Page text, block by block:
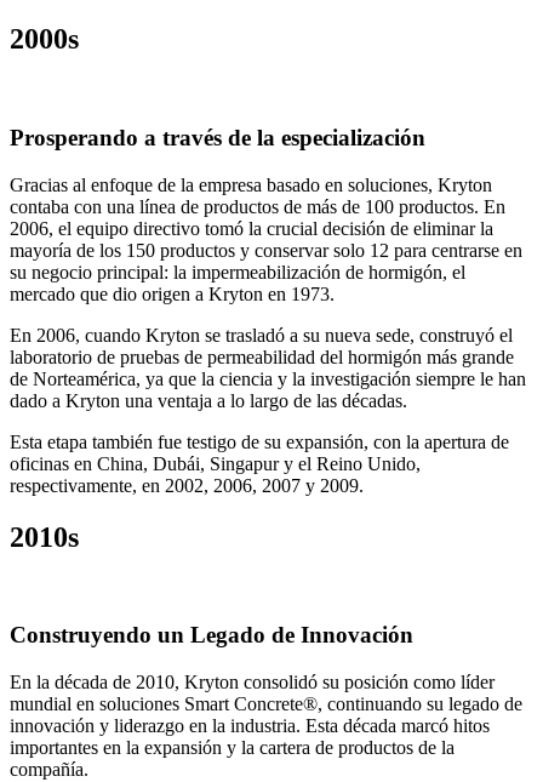
2000s
Prosperando a través de la especialización
Gracias al enfoque de la empresa basado en soluciones, Kryton
contaba con una línea de productos de más de 100 productos. En
2006, el equipo directivo tomó la crucial decisión de eliminar la
mayoría de los 150 productos y conservar solo 12 para centrarse en
su negocio principal: la impermeabilización de hormigón, el
mercado que dio origen a Kryton en 1973.
En 2006, cuando Kryton se trasladó a su nueva sede, construyó el
laboratorio de pruebas de permeabilidad del hormigón más grande
de Norteamérica, ya que la ciencia y la investigación siempre le han
dado a Kryton una ventaja a lo largo de las décadas.
Esta etapa también fue testigo de su expansión, con la apertura de
oficinas en China, Dubái, Singapur y el Reino Unido,
respectivamente, en 2002, 2006, 2007 y 2009.
2010s
Construyendo un Legado de Innovación
En la década de 2010, Kryton consolidó su posición como líder
mundial en soluciones Smart Concrete®, continuando su legado de
innovación y liderazgo en la industria. Esta década marcó hitos
importantes en la expansión y la cartera de productos de la
compañía.